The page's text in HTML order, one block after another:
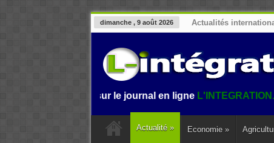
dimanche , 9 août 2026 Actualités
sur le journal en ligneL'INTEGRATION.
Actualité » Economie »